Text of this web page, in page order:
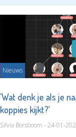
Nieuws
'Wat denk je als je
koppies kijkt?'
Silvia Borsboom - 24-01-